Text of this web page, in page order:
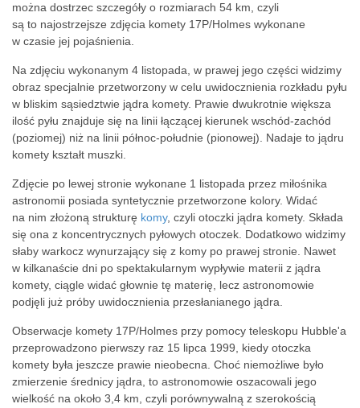
można dostrzec szczegóły o rozmiarach 54 km, czyli
są to najostrzejsze zdjęcia komety 17P/Holmes wykonane
w czasie jej pojaśnienia.
Na zdjęciu wykonanym 4 listopada, w prawej jego części widzimy
obraz specjalnie przetworzony w celu uwidocznienia rozkładu pyłu
w bliskim sąsiedztwie jądra komety. Prawie dwukrotnie większa
ilość pyłu znajduje się na linii łączącej kierunek wschód-zachód
(poziomej) niż na linii północ-południe (pionowej). Nadaje to jądru
komety kształt muszki.
Zdjęcie po lewej stronie wykonane 1 listopada przez miłośnika
astronomii posiada syntetycznie przetworzone kolory. Widać
na nim złożoną strukturę komy, czyli otoczki jądra komety. Składa
się ona z koncentrycznych pyłowych otoczek. Dodatkowo widzimy
słaby warkocz wynurzający się z komy po prawej stronie. Nawet
w kilkanaście dni po spektakularnym wypływie materii z jądra
komety, ciągle widać głownie tę materię, lecz astronomowie
podjęli już próby uwidocznienia przesłanianego jądra.
Obserwacje komety 17P/Holmes przy pomocy teleskopu Hubble'a
przeprowadzono pierwszy raz 15 lipca 1999, kiedy otoczka
komety była jeszcze prawie nieobecna. Choć niemożliwe było
zmierzenie średnicy jądra, to astronomowie oszacowali jego
wielkość na około 3,4 km, czyli porównywalną z szerokością